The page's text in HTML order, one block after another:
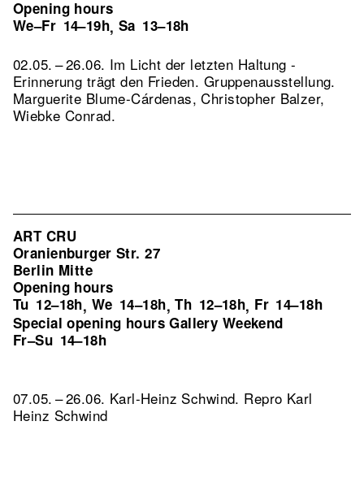
Opening hours
We–Fr 14–19h, Sa 13–18h
02.05. – 26.06. Im Licht der letzten Haltung -
Erinnerung trägt den Frieden. Gruppenausstellung.
Marguerite Blume-Cárdenas, Christopher Balzer,
Wiebke Conrad.
ART CRU
Oranienburger Str. 27
Berlin Mitte
Opening hours
Tu 12–18h, We 14–18h,Th 12–18h, Fr 14–18h
Special opening hours Gallery Weekend
Fr–Su 14–18h
07.05. – 26.06. Karl-Heinz Schwind. Repro Karl
Heinz Schwind